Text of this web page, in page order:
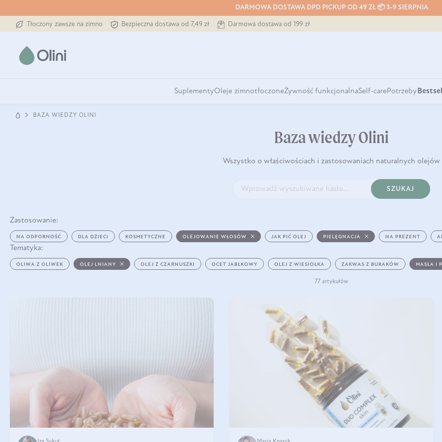
DARMOWA DOSTAWA DPD PICKUP OD 49 ZŁ 📦 3-9 SIERPNIA
Tłoczony zawsze na zimno Bezpieczna dostawa od 7,49 zł Darmowa dostawa od 199 zł
SuplementyOleje zimnotłoczoneŻywność funkcjonalnaSelf-carePotrzeby
BAZA WIEDZY OLINI
Baza wiedzy Olini
Wszystko o właściwościach i zastosowaniach naturalnych olejów
SZUKAJ
Zastosowanie:
NA ODPORNOŚĆ DLA DZIECI KOSMETYCZNE OLEJOWANIE WŁOSÓW JAK PIĆ OLEJ PIELĘGNACJA NA PREZENT
Tematyka:
OLIWA Z OLIWEK OLEJ LNIANY OLEJ Z CZARNUSZKI OCET JABŁKOWY OLEJ Z WIESIOŁKA ZAKWAS Z BURAKÓW MASŁA I
77 artykułów